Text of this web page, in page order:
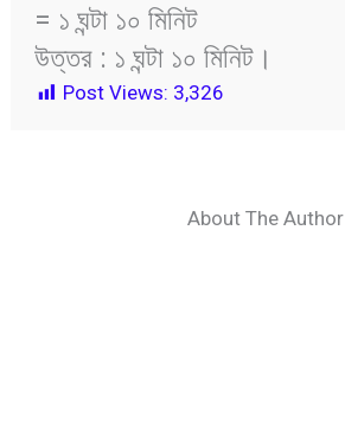
= ১ ঘন্টা ১০ মিনিট
উত্তর : ১ ঘন্টা ১০ মিনিট।
Post Views: 3,326
About The Author